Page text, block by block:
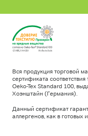
Вся продукция торговой
сертификата
Oeko-Tex Standard 100,
Хоэнштайн (Германия).
Данный сертификат
аллергенов, как в готовых